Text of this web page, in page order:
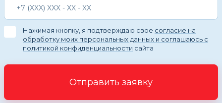
Нажимая кнопку, я подтверждаю свое согласие на
обработку моих персональных данных и соглашаюсь с
политикой конфиденциальности сайта
Отправить заявку